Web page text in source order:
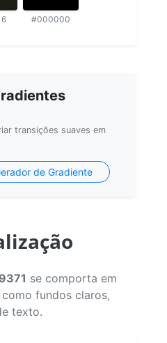
#000000
transições suaves em
de Gradiente
se comporta em
fundos claros,
texto.